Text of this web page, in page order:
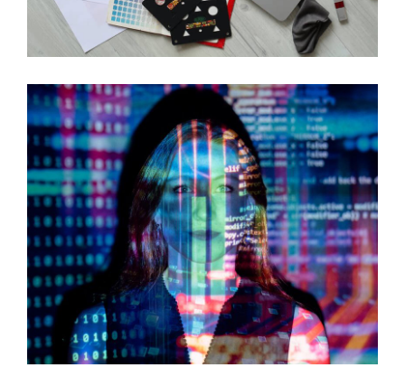
DATENBANK-SICHERHEIT
Schutz und Audits